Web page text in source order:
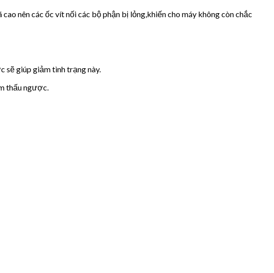
nên các ốc vít nối các bộ phận bị lỏng,khiến cho máy không còn chắc
sẽ giúp giảm tình trạng này.
thấu ngược.